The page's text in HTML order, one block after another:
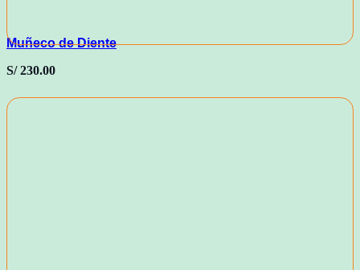
Muñeco de Diente
S/230.00